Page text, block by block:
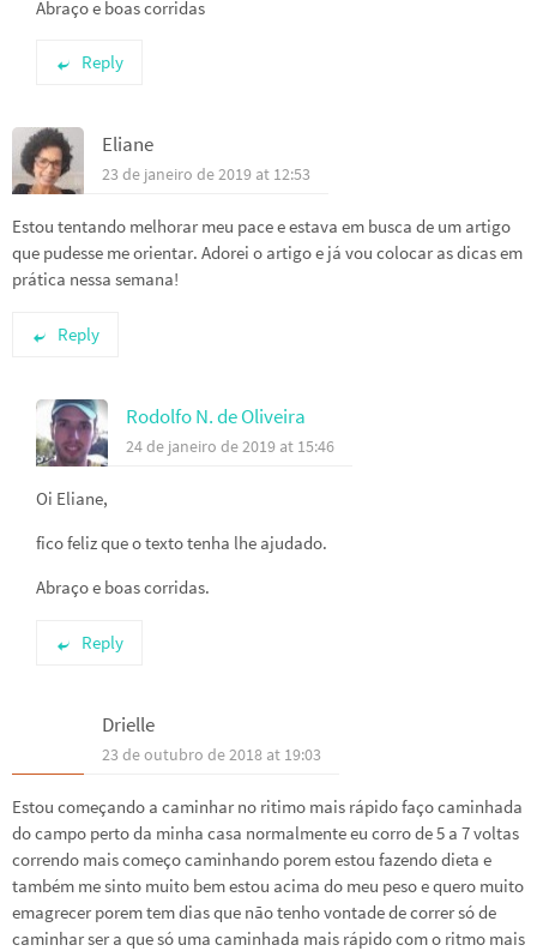
Abraço e boas corridas
Reply
Eliane
23 de janeiro de 2019 at 12:53
Estou tentando melhorar meu pace e estava em busca de um artigo
que pudesse me orientar. Adorei o artigo e já vou colocar as dicas em
prática nessa semana!
Reply
Rodolfo N. de Oliveira
24 de janeiro de 2019 at 15:46
Oi Eliane,
fico feliz que o texto tenha lhe ajudado.
Abraço e boas corridas.
Reply
Drielle
23 de outubro de 2018 at 19:03
Estou começando a caminhar no ritimo mais rápido faço caminhada
do campo perto da minha casa normalmente eu corro de 5 a 7 voltas
correndo mais começo caminhando porem estou fazendo dieta e
também me sinto muito bem estou acima do meu peso e quero muito
emagrecer porem tem dias que não tenho vontade de correr só de
caminhar ser a que só uma caminhada mais rápido com o ritmo mais